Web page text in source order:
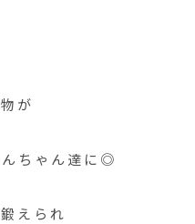
が
ちゃん達に◎
えられ